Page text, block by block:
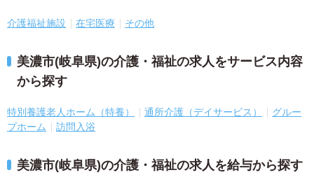
介護福祉施設 在宅医療 その他
美濃市(岐阜県)の介護・福祉の求人をサービス内容
から探す
特別養護老人ホーム（特養） 通所介護（デイサービス）
グルー
プホーム
訪問入浴
美濃市(岐阜県)の介護・福祉の求人を給与から探す